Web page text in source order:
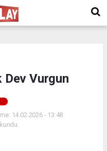
Dev Vurgun
14.02.2026 - 13:48